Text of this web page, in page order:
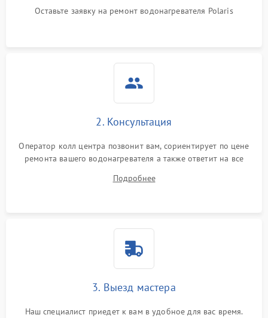
Оставьте заявку на ремонт водонагревателя Polaris
2. Консультация
Оператор колл центра позвонит вам, сориентирует по цене
ремонта вашего водонагревателя а также ответит на все
Подробнее
3. Выезд мастера
Наш специалист приедет к вам в удобное для вас время.